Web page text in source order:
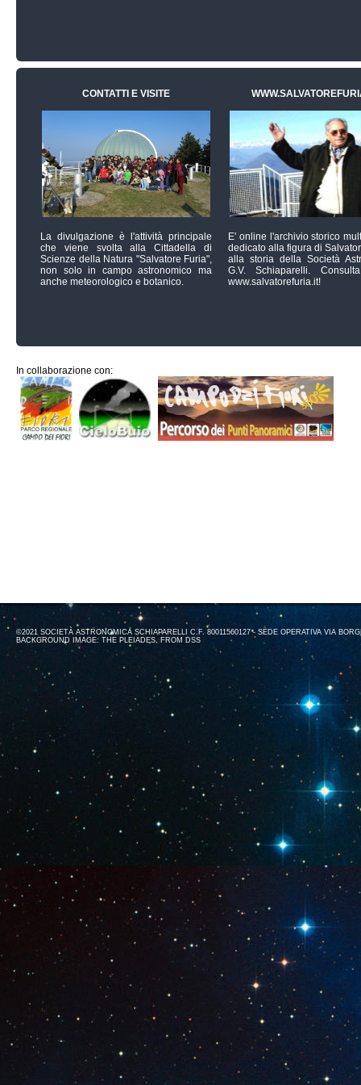
CONTATTI E VISITE
La divulgazione è l'attività principale
che viene svolta alla Cittadella di
Scienze della Natura "Salvatore Furia",
non solo in campo astronomico ma
anche meteorologico e botanico.
E' online l'archivio storico
dedicato alla figura di
alla storia della Società
G.V. Schiaparelli.
www.salvatorefuria.it!
In collaborazione con:
©2021 SOCIETÀ ASTRONOMICA SCHIAPARELLI C.F. 80011560127 - SEDE OPERATIVA VIA
BACKGROUND IMAGE: THE PLEIADES, FROM DSS